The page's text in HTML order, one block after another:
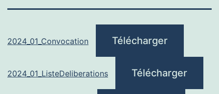
2024_01_Convocation Télécharger
2024_01_ListeDeliberations Télécharger